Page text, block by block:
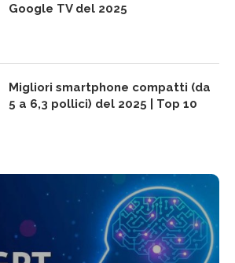
Google TV del 2025
Migliori smartphone compatti (da
5 a 6,3 pollici) del 2025 | Top 10